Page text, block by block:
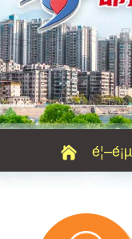
é¦–é¡µ